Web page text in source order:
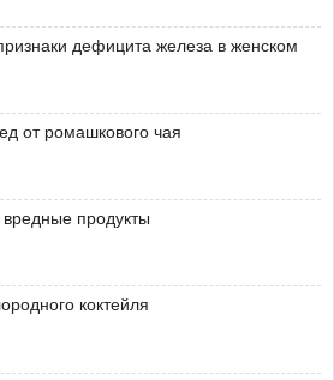
дефицита железа в женском
от ромашкового чая
продукты
коктейля